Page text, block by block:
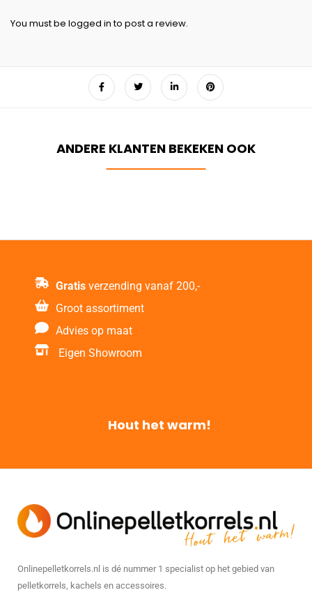
You must be logged into post a review.
Gratis verzending vanaf 200,-
Groot assortiment
Advies op maat
Eigen Showroom
Hout het warm!
Onlinepelletkorrels.nl is dé nummer 1 specialist op het gebied van
pelletkorrels, kachels en accessoires.